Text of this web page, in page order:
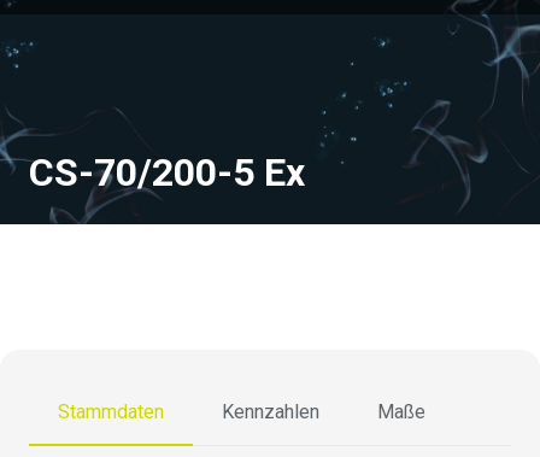
CS-70/200-5 Ex
Stammdaten Kennzahlen Maße